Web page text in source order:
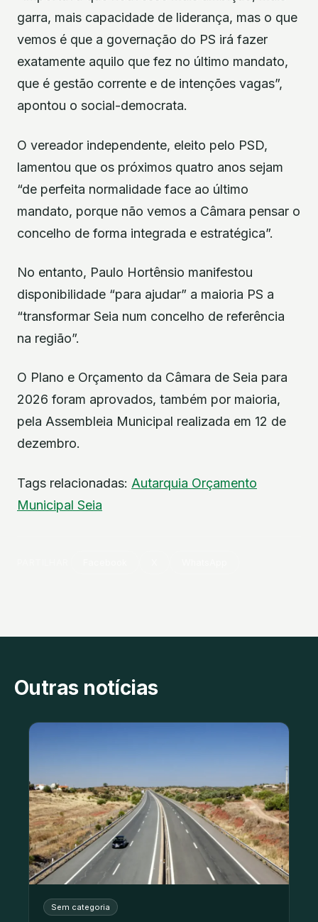
garra, mais capacidade de liderança, mas o que
vemos é que a governação do PS irá fazer
exatamente aquilo que fez no último mandato,
que é gestão corrente e de intenções vagas”,
apontou o social-democrata.
O vereador independente, eleito pelo PSD,
lamentou que os próximos quatro anos sejam
“de perfeita normalidade face ao último
mandato, porque não vemos a Câmara pensar o
concelho de forma integrada e estratégica”.
No entanto, Paulo Hortênsio manifestou
disponibilidade “para ajudar” a maioria PS a
“transformar Seia num concelho de referência
na região”.
O Plano e Orçamento da Câmara de Seia para
2026 foram aprovados, também por maioria,
pela Assembleia Municipal realizada em 12 de
dezembro.
Tags relacionadas: Autarquia Orçamento
Municipal Seia
Outras notícias
Sem categoria